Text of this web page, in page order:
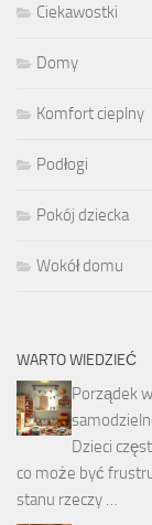
Ciekawostki
Domy
Komfort cieplny
Podłogi
Pokój dziecka
Wokół domu
WARTO WIEDZIEĆ
Porządek
Dzieci
co może być
stanu rzeczy …